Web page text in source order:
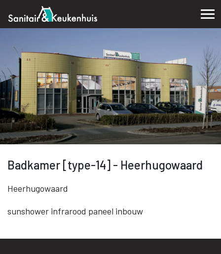
Badkamer [type-14] - Heerhugowaard
Heerhugowaard
sunshower infrarood paneel inbouw